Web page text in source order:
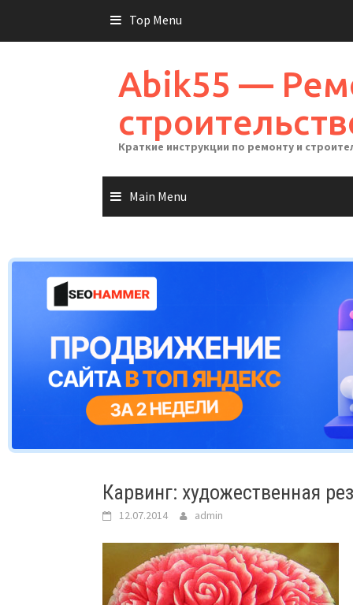
Top Menu
Abik55 —
Краткие инструкции по ремонту и
Main Menu
Карвинг: художественная
12.07.2014 admin